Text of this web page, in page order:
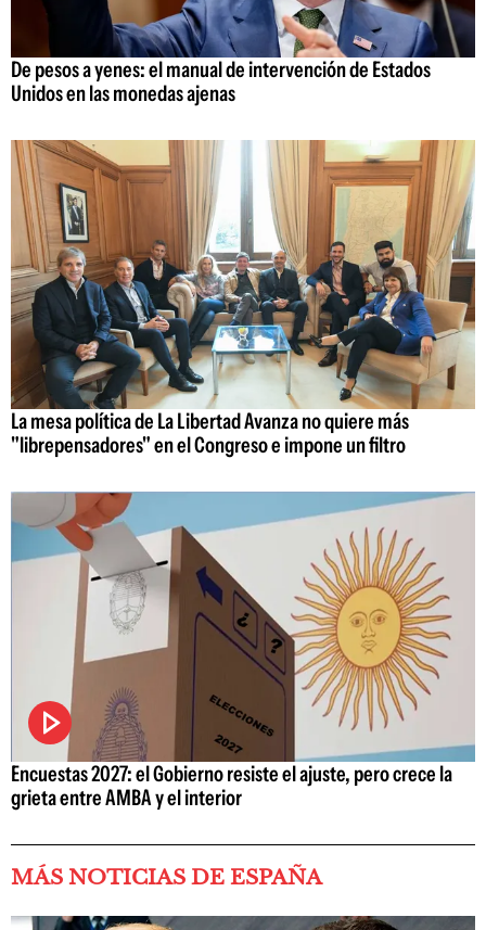
De pesos a yenes: el manual de intervención de Estados
Unidos en las monedas ajenas
La mesa política de La Libertad Avanza no quiere más
"librepensadores" en el Congreso e impone un filtro
Encuestas 2027: el Gobierno resiste el ajuste, pero crece la
grieta entre AMBA y el interior
MÁS NOTICIAS DE ESPAÑA